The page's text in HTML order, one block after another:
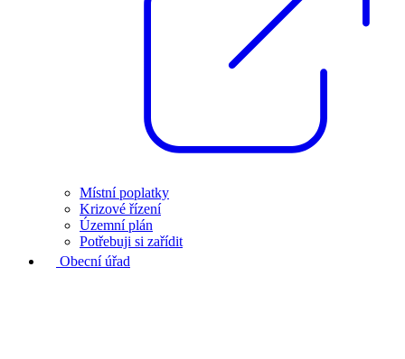
Místní poplatky
Krizové řízení
Územní plán
Potřebuji si zařídit
Obecní úřad